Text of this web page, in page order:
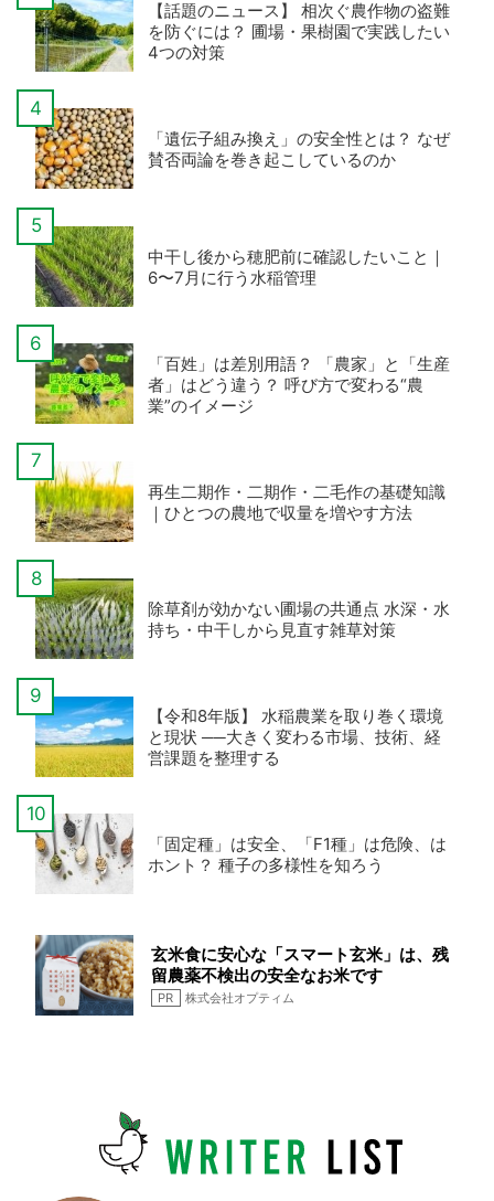
【話題のニュース】 相次ぐ農作物の盗難
を防ぐには？ 圃場・果樹園で実践したい
4つの対策
「遺伝子組み換え」の安全性とは？ なぜ
賛否両論を巻き起こしているのか
中干し後から穂肥前に確認したいこと｜
6〜7月に行う水稲管理
「百姓」は差別用語？ 「農家」と「生産
者」はどう違う？ 呼び方で変わる“農
業”のイメージ
再生二期作・二期作・二毛作の基礎知識
｜ひとつの農地で収量を増やす方法
除草剤が効かない圃場の共通点 水深・水
持ち・中干しから見直す雑草対策
【令和8年版】 水稲農業を取り巻く環境
と現状 ──大きく変わる市場、技術、経
営課題を整理する
「固定種」は安全、「F1種」は危険、は
ホント？ 種子の多様性を知ろう
玄米食に安心な「スマート玄米」は、残
留農薬不検出の安全なお米です
PR 株式会社オプティム